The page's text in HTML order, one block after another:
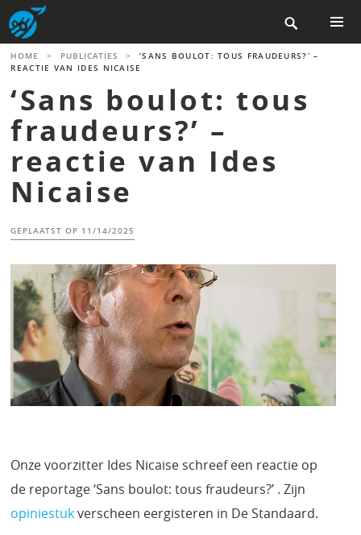
Skip
to
content

HOME > PUBLICATIES >
‘SANS BOULOT: TOUS FRAUDEURS?’ –
REACTIE VAN IDES NICAISE
‘Sans boulot: tous
fraudeurs?’ –
reactie van Ides
Nicaise
GEPLAATST OP 11/14/2025
Onze voorzitter Ides Nicaise schreef een reactie op
de reportage ‘Sans boulot: tous fraudeurs?’ . Zijn
opiniestukverscheen eergisteren in De Standaard.